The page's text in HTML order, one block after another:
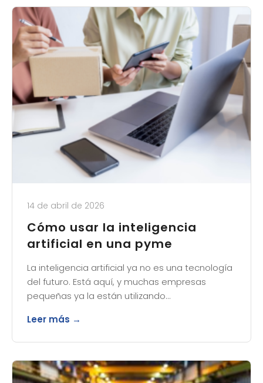
14 de abril de 2026
Cómo usar la inteligencia
artificial en una pyme
La inteligencia artificial ya no es una tecnología
del futuro. Está aquí, y muchas empresas
pequeñas ya la están utilizando…
Leer más →